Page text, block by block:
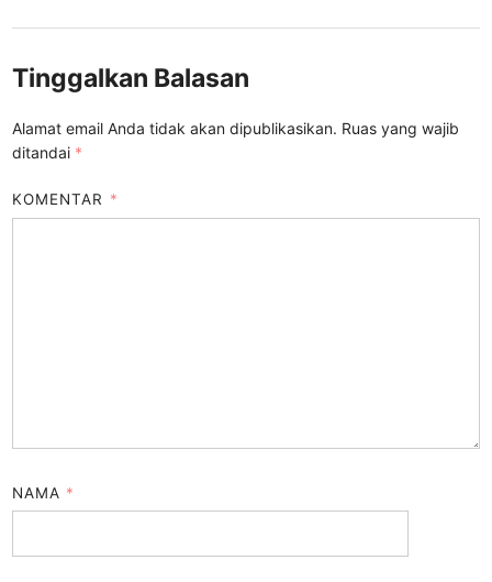
Tinggalkan Balasan
Alamat email Anda tidak akan dipublikasikan. Ruas yang wajib
ditandai *
KOMENTAR *
NAMA *